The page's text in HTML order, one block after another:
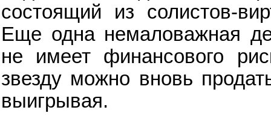
состоящий из солистов-
Еще одна немаловажная
не имеет финансового
звезду можно вновь
выигрывая.